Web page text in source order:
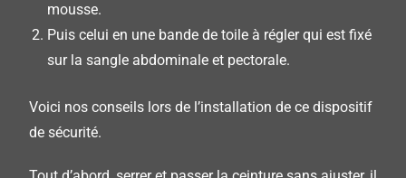
mousse.
Puis celui en une bande de toile à régler qui est fixé
sur la sangle abdominale et pectorale.
Voici nos conseils lors de l’installation de ce dispositif
de sécurité.